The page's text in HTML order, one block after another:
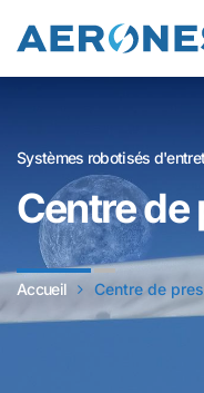
Systèmes robotisés
Centre de
Accueil Centre de